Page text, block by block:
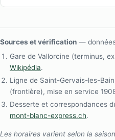
Sources et vérification —
Gare de Vallorcine (terminus,
Wikipédia.
Ligne de Saint-Gervais-les-
(frontière), mise en service
Desserte et correspondances
mont-blanc-express.ch.
Les horaires varient selon la